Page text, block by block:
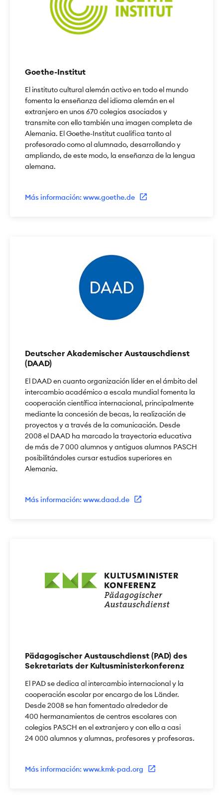
Goethe-Institut
El instituto cultural alemán activo en todo el mundo
fomenta la enseñanza del idioma alemán en el
extranjero en unos 670 colegios asociados y
transmite con ello también una imagen completa de
Alemania. El Goethe-Institut cualifica tanto al
profesorado como al alumnado, desarrollando y
ampliando, de este modo, la enseñanza de la lengua
alemana.
Más información: www.goethe.de
Deutscher Akademischer Austauschdienst
(DAAD)
El DAAD en cuanto organización líder en el ámbito del
intercambio académico a escala mundial fomenta la
cooperación científica internacional, principalmente
mediante la concesión de becas, la realización de
proyectos y a través de la comunicación. Desde
2008 el DAAD ha marcado la trayectoria educativa
de más de 7 000 alumnos y antiguos alumnos PASCH
posibilitándoles cursar estudios superiores en
Alemania.
Más información: www.daad.de
Pädagogischer Austauschdienst (PAD) des
Sekretariats der Kultusministerkonferenz
El PAD se dedica al intercambio internacional y la
cooperación escolar por encargo de los Länder.
Desde 2008 se han fomentado alrededor de
400 hermanamientos de centros escolares con
colegios PASCH en el extranjero y con ello a casi
24 000 alumnos y alumnas, profesores y profesoras.
Más información: www.kmk-pad.org